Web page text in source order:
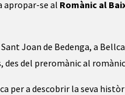
apropar-se al Romànic al
Sant Joan de Bedenga, a
des del preromànic al
per a descobrir la seva